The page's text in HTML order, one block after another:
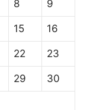
8 9
15 16
22 23
29 30